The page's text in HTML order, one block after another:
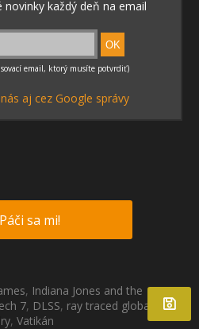
aj cez Google správy
Páči sa mi!
, Indiana Jones and the
7, DLSS, ray traced global
, Vatikán